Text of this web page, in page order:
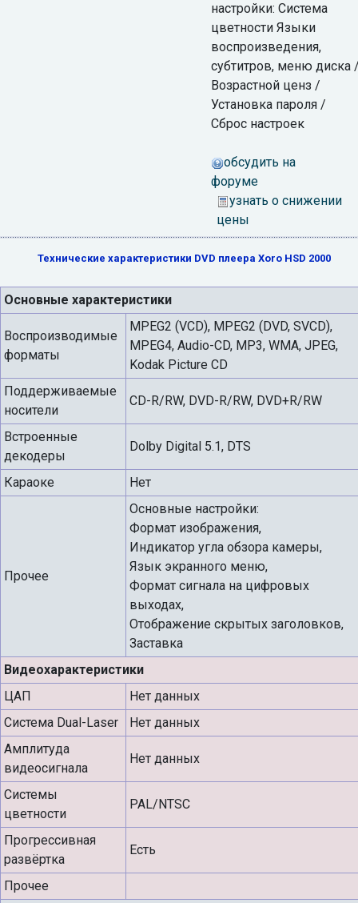
настройки: Система
цветности Языки
воспроизведения,
субтитров, меню диска
Возрастной ценз /
Установка пароля /
Сброс настроек
обсудить на
форуме
узнать о снижении
цены
Технические характеристики DVD плеера Xoro HSD 2000
Основные характеристики
Воспроизводимые
форматы
MPEG2 (VCD), MPEG2 (DVD, SVCD),
MPEG4, Audio-CD, MP3, WMA, JPEG,
Kodak Picture CD
Поддерживаемые
носители
CD-R/RW, DVD-R/RW, DVD+R/RW
Встроенные
декодеры
Dolby Digital 5.1, DTS
Караоке Нет
Прочее
Основные настройки:
Формат изображения,
Индикатор угла обзора камеры,
Язык экранного меню,
Формат сигнала на цифровых
выходах,
Отображение скрытых заголовков,
Заставка
Видеохарактеристики
ЦАП
Нет данных
Система Dual-Laser
Нет данных
Амплитуда
видеосигнала
Нет данных
Системы
цветности
PAL/NTSC
Прогрессивная
развёртка
Есть
Прочее